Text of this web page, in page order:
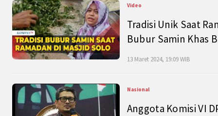
Video
Tradisi Unik Saat
Bubur Samin Khas
13 Maret 2024, 19:09 WIB
Nasional
Anggota Komisi VI